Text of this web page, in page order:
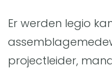
Er werden legio
projectleider,